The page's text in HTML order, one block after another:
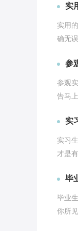
实
实用
确无
参
参观
告马
实
实习
才是
毕
毕业
你所